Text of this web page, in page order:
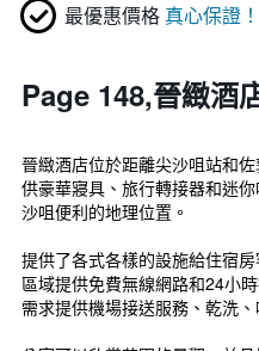
最優惠價格 真心保證！
Page 148,晉緻酒
晉緻酒店位於距離尖沙咀站和
供豪華寢具、旅行轉接器和迷
沙咀便利的地理位置。
提供了各式各樣的設施給住宿
區域提供免費無線網路和24小
需求提供機場接送服務、乾洗